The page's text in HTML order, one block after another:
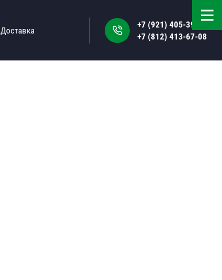
Доставка
+7 (921) 405-39-50
+7 (812) 413-67-08